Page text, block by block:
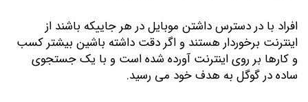
افراد با در دسترس داشتن موبایل در هر جاییکه باشند از
اینترنت برخوردار هستند و اگر دقت داشته باشین بیشتر کسب
و کارها بر روی اینترنت آورده شده است و با یک جستجوی
ساده در گوگل به هدف خود می رسید.